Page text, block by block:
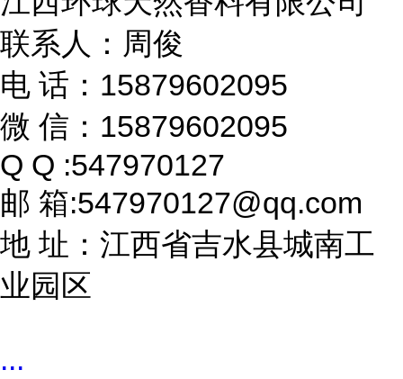
联系人：周俊
电 话：15879602095
微 信：15879602095
Q Q :547970127
邮 箱:547970127@qq.com
地 址：江西省吉水县城南工
业园区
...